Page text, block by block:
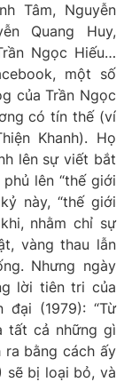
Tâm, Nguyễn
Quang Huy,
Ngọc Hiếu…
một số
của Trần Ngọc
có tín thế (ví
Khanh). Họ
lên sự viết bắt
lên “thế giới
này, “thế giới
nhằm chỉ sự
vàng thau lẫn
Nhưng ngày
lời tiên tri của
đại (1979): “Từ
tất cả những gì
bằng cách ấy
sẽ bị loại bỏ, và